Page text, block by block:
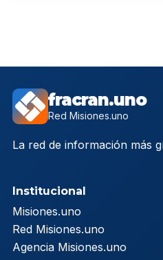
fracran.uno
Red Misiones.uno
La red de información más
Institucional
Misiones.uno
Red Misiones.uno
Agencia Misiones.uno